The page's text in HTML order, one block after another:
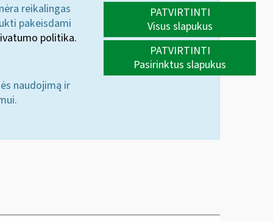
reikalingas
pakeisdami
politika.
naudojimą ir
PATVIRTINTI
Visus slapukus
PATVIRTINTI
Pasirinktus slapukus